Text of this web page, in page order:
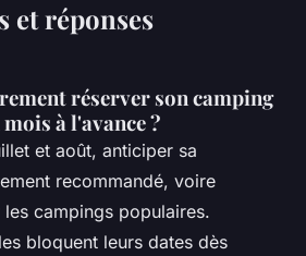
et réponses
réserver son camping
à l'avance ?
et août, anticiper sa
recommandé, voire
campings populaires.
bloquent leurs dates dès